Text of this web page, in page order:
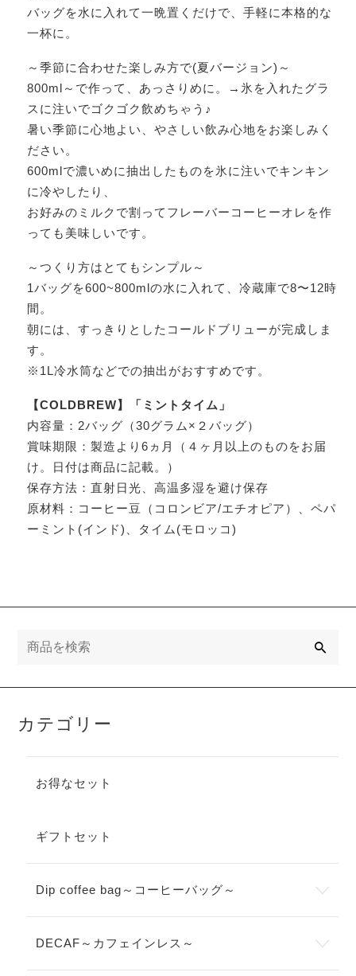
バッグを水に入れて一晩置くだけで、手軽に本格的な
一杯に。
～季節に合わせた楽しみ方で(夏バージョン)～
800ml～で作って、あっさりめに。→氷を入れたグラ
スに注いでゴクゴク飲めちゃう♪
暑い季節に心地よい、やさしい飲み心地をお楽しみく
ださい。
600mlで濃いめに抽出したものを氷に注いでキンキン
に冷やしたり、
お好みのミルクで割ってフレーバーコーヒーオレを作
っても美味しいです。
～つくり方はとてもシンプル～
1バッグを600~800mlの水に入れて、冷蔵庫で8〜12時
間。
朝には、すっきりとしたコールドブリューが完成しま
す。
※1L冷水筒などでの抽出がおすすめです。
【COLDBREW】「ミントタイム」
内容量：2バッグ（30グラム×２バッグ）
賞味期限：製造より6ヵ月（４ヶ月以上のものをお届
け。日付は商品に記載。）
保存方法：直射日光、高温多湿を避け保存
原材料：コーヒー豆（コロンビア/エチオピア）、ペパ
ーミント(インド)、タイム(モロッコ)
カテゴリー
お得なセット
ギフトセット
Dip coffee bag～コーヒーバッグ～
DECAF～カフェインレス～